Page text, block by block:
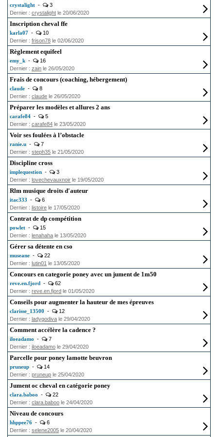
crystalight -
3
Dernier : crystalight le 20/06/2020
Inscription cheval ffe
karla07 -
10
Dernier : frison78 le 02/06/2020
Règlement equifeel
emy_k -
16
Dernier : zain le 26/05/2020
Frais de concours (coaching, hébergement)
claude -
8
Dernier : claude le 26/05/2020
Préparer les modèles et allures 2 ans
carafe84 -
5
Dernier : carafe84 le 23/05/2020
Voir ses foulées à l’obstacle
ranie.u -
7
Dernier : steph35 le 21/05/2020
Discipline cross
implequestion -
3
Dernier : lovechevauxnoir le 19/05/2020
Rlm musique droits d'auteur
itac333 -
6
Dernier : listoire le 17/05/2020
Contrat de dp compétition
powlet -
15
Dernier : lenahaha le 13/05/2020
Gérer sa détente en cso
museane -
22
Dernier : lutin01 le 13/05/2020
Concours en categorie poney avec un jument de 1m50
reve.en.fjord -
62
Dernier : reve.en.fjord le 01/05/2020
Conseils pour augmenter la hauteur de mes épreuves
clarisse_13500 -
12
Dernier : ladygodiva le 29/04/2020
Comment accélère la cadence ?
iloeadamo -
7
Dernier : iloeadamo le 29/04/2020
Parcelle pour poney lamotte beuvron
pruneup -
14
Dernier : pruneup le 25/04/2020
Jument oc cheval en catégorie poney
clara.baboo -
22
Dernier : clara.baboo le 24/04/2020
Niveau de concours
hhppee76 -
6
Dernier : selene2005 le 20/04/2020